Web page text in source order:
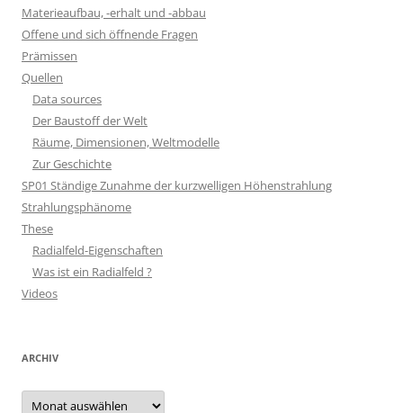
Materieaufbau, -erhalt und -abbau
Offene und sich öffnende Fragen
Prämissen
Quellen
Data sources
Der Baustoff der Welt
Räume, Dimensionen, Weltmodelle
Zur Geschichte
SP01 Ständige Zunahme der kurzwelligen Höhenstrahlung
Strahlungsphänome
These
Radialfeld-Eigenschaften
Was ist ein Radialfeld ?
Videos
ARCHIV
Archiv